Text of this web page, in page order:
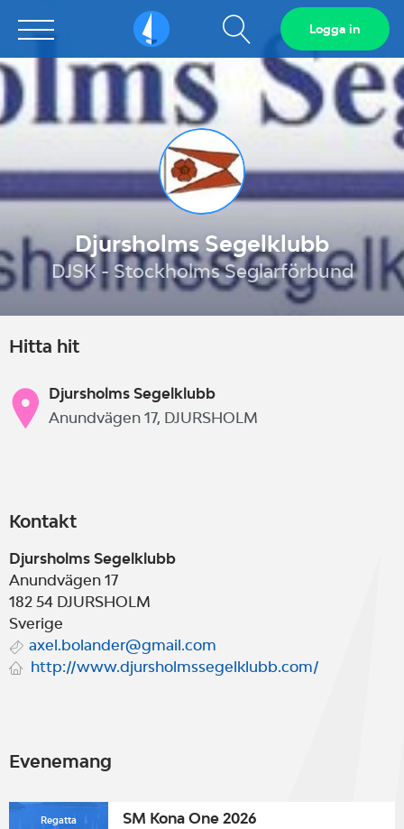
Sailarena Visa
sökfält
Logga in
Djursholms Segelklubb
DJSK - Stockholms Seglarförbund
Hitta hit
Djursholms Segelklubb
Anundvägen 17, DJURSHOLM
Kontakt
Djursholms Segelklubb
Anundvägen 17
182 54 DJURSHOLM
Sverige
axel.bolander@gmail.com
http://www.djursholmssegelklubb.com/
Evenemang
Regatta SM Kona One 2026